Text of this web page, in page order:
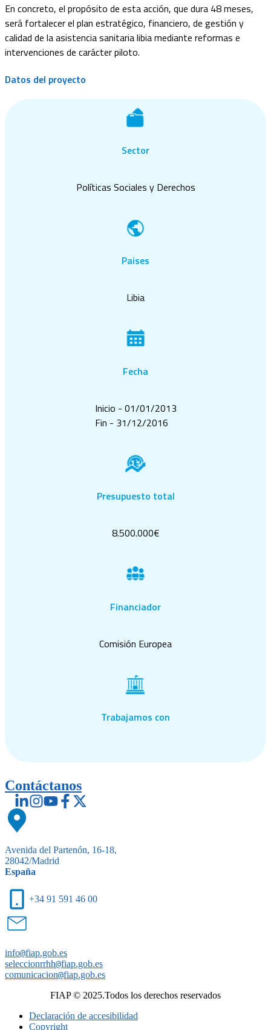
En concreto, el propósito de esta acción, que dura 48 meses,
será fortalecer el plan estratégico, financiero, de gestión y
calidad de la asistencia sanitaria libia mediante reformas e
intervenciones de carácter piloto.
Datos del proyecto
Sector
Políticas Sociales y Derechos
Paises
Libia
Fecha
Inicio - 01/01/2013
Fin - 31/12/2016
Presupuesto total
8.500.000€
Financiador
Comisión Europea
Trabajamos con
Contáctanos
Avenida del Partenón, 16-18,
28042/Madrid
España
+34 91 591 46 00
info@fiap.gob.es
seleccionrrhh@fiap.gob.es
comunicacion@fiap.gob.es
FIAP © 2025.Todos los derechos reservados
Declaración de accesibilidad
Copyright